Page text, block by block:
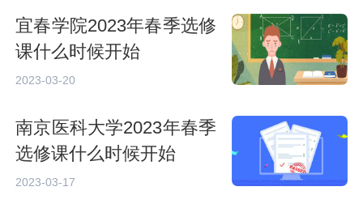
宜春学院2023年春季选修
课什么时候开始
2023-03-20
南京医科大学2023年春季
选修课什么时候开始
2023-03-17